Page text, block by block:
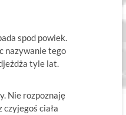
spod powiek.
nazywanie tego
tyle lat.
Nie rozpoznaję
ciała